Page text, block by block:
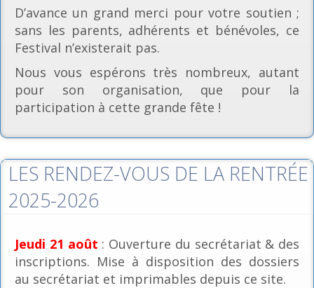
D’avance un grand merci pour votre soutien ;
sans les parents, adhérents et bénévoles, ce
Festival n’existerait pas.
Nous vous espérons très nombreux, autant
pour son organisation, que pour la
participation à cette grande fête !
LES RENDEZ-VOUS DE LA RENTRÉE
2025-2026
Jeudi 21 août : Ouverture du secrétariat & des
inscriptions. Mise à disposition des dossiers
au secrétariat et imprimables depuis ce site.